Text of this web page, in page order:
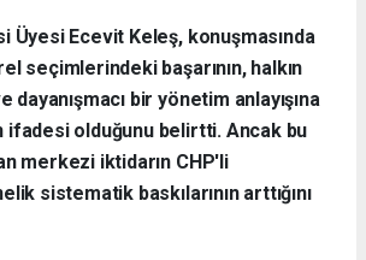
Üyesi Ecevit Keleş, konuşmasında
seçimlerindeki başarının, halkın
bir yönetim anlayışına
ifadesi olduğunu belirtti. Ancak bu
merkezi iktidarın CHP'li
sistematik baskılarının arttığını